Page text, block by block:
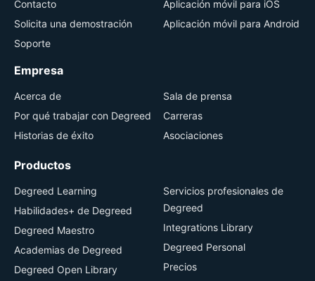
Contacto
Solicita una demostración
Soporte
Aplicación móvil para iOS
Aplicación móvil para Android
Empresa
Acerca de
Por qué trabajar con Degreed
Historias de éxito
Sala de prensa
Carreras
Asociaciones
Productos
Degreed Learning
Habilidades+ de Degreed
Degreed Maestro
Academias de Degreed
Degreed Open Library
Servicios profesionales de
Degreed
Integrations Library
Degreed Personal
Precios